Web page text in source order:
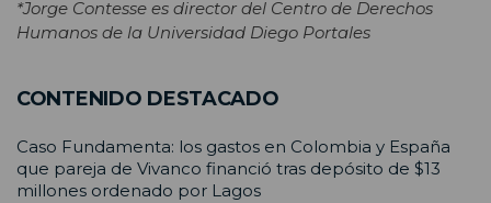
*Jorge Contesse es director del Centro de Derechos
Humanos de la Universidad Diego Portales
CONTENIDO DESTACADO
Caso Fundamenta: los gastos en Colombia y España
que pareja de Vivanco financió tras depósito de $13
millones ordenado por Lagos